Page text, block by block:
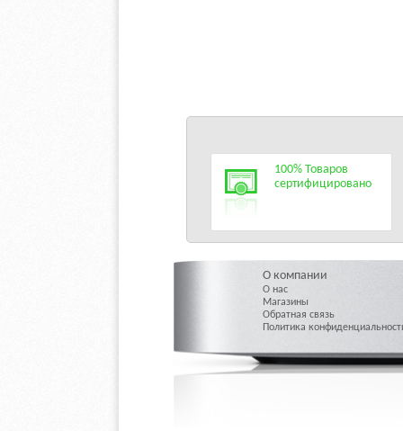
100% Товаров
сертифицировано
О компании
О нас
Магазины
Обратная связь
Политика